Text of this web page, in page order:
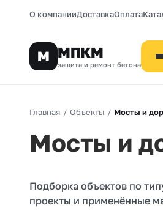
О компанииДоставкаОплата
М МПКМ
защита и ремонт бетона
Главная / Объекты / Мосты и
Мосты и
Подборка объектов по
проекты и применённые